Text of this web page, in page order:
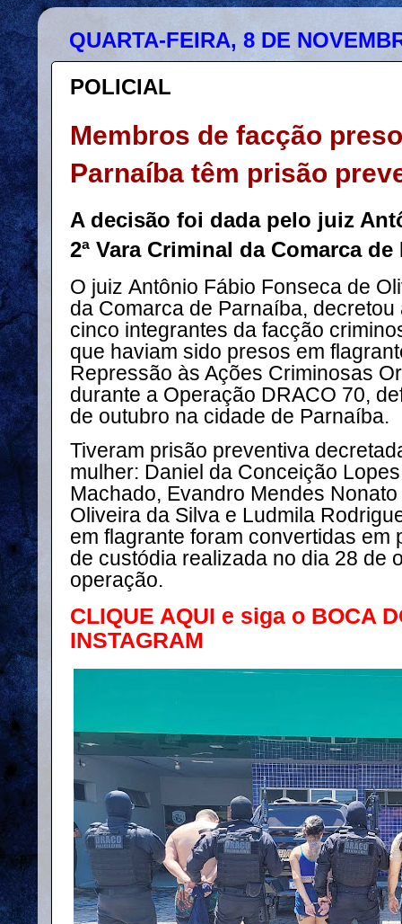
QUARTA-FEIRA, 8 DE
POLICIAL
Membros de facção
Parnaíba têm prisão
A decisão foi dada pelo juiz
2ª Vara Criminal da Comarca de
O juiz Antônio Fábio Fonseca de
da Comarca de Parnaíba,
cinco integrantes da facção
que haviam sido presos em
Repressão às Ações Criminosas
durante a Operação DRACO 70,
de outubro na cidade de Parnaíba.
Tiveram prisão preventiva
mulher: Daniel da Conceição
Machado, Evandro Mendes
Oliveira da Silva e Ludmila
em flagrante foram convertidas em
de custódia realizada no dia 28 de
operação.
CLIQUE AQUI e siga o BOCA
INSTAGRAM